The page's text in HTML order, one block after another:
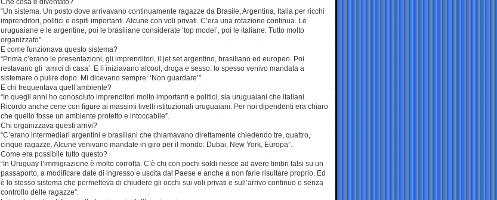
Che cosa è diventato?
“Un sistema. Un posto dove arrivavano continuamente ragazze da Brasile, Argentina, Italia per ricchi
imprenditori, politici e ospiti importanti. Alcune con voli privati. C’era una rotazione continua. Le
uruguaiane e le argentine, poi le brasiliane considerate ‘top model’, poi le italiane. Tutto molto
organizzato”.
E come funzionava questo sistema?
“Prima c’erano le presentazioni, gli imprenditori, il jet set argentino, brasiliano ed europeo. Poi
restavano gli ‘amici di casa’. E lì iniziavano alcool, droga e sesso. Io spesso venivo mandata a
sistemare o pulire dopo. Mi dicevano sempre: ‘Non guardare’”.
E chi frequentava quell’ambiente?
“In quegli anni ho conosciuto imprenditori molto importanti e politici, sia uruguaiani che italiani.
Ricordo anche cene con figure ai massimi livelli istituzionali uruguaiani. Per noi dipendenti era chiaro
che quello fosse un ambiente protetto e intoccabile”.
Chi organizzava questi arrivi?
“C’erano intermediari argentini e brasiliani che chiamavano direttamente chiedendo tre, quattro,
cinque ragazze. Alcune venivano mandate in giro per il mondo: Dubai, New York, Europa”.
Come era possibile tutto questo?
“In Uruguay l’immigrazione è molto corrotta. C’è chi con pochi soldi riesce ad avere timbri falsi su un
passaporto, a modificare date di ingresso e uscita dal Paese e anche a non farle risultare proprio. Ed
è lo stesso sistema che permetteva di chiudere gli occhi sui voli privati e sull’arrivo continuo e senza
controllo delle ragazze”.